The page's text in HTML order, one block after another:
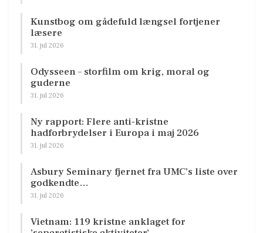
Kunstbog om gådefuld længsel fortjener
læsere
31. jul 2026
Odysseen – storfilm om krig, moral og
guderne
31. jul 2026
Ny rapport: Flere anti-kristne
hadforbrydelser i Europa i maj 2026
31. jul 2026
Asbury Seminary fjernet fra UMC’s liste over
godkendte…
31. jul 2026
Vietnam: 119 kristne anklaget for